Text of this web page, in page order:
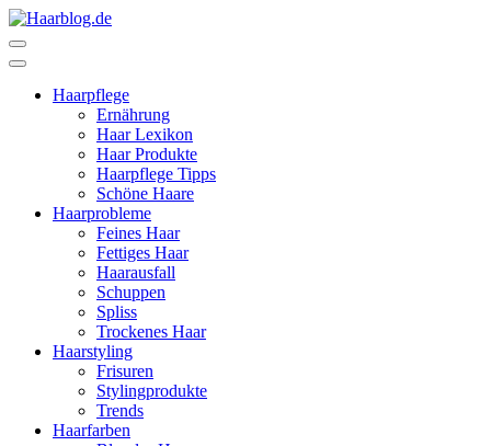
Zum
Inhalt
springen
drücken)Haarpflege
Ernährung
Haar Lexikon
Haar Produkte
Haarpflege Tipps
Schöne Haare
Haarprobleme
Feines Haar
Fettiges Haar
Haarausfall
Schuppen
Spliss
Trockenes Haar
Haarstyling
Frisuren
Stylingprodukte
Trends
Haarfarben